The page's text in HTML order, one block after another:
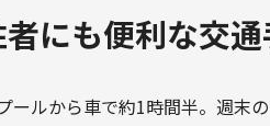
にも便利な交
ルから車で約1時間半。週末